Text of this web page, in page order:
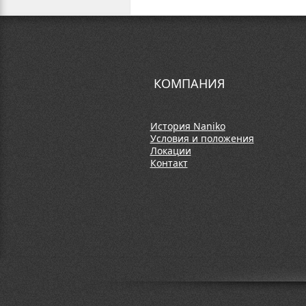
КОМПАНИЯ
История Naniko
Условия и положения
Локации
Контакт